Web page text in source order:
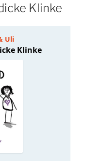
Klinke